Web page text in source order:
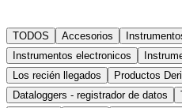
TODOS Accesorios
Instrumentos electronicos
Los recién llegados
Productos
Dataloggers - registrador de datos